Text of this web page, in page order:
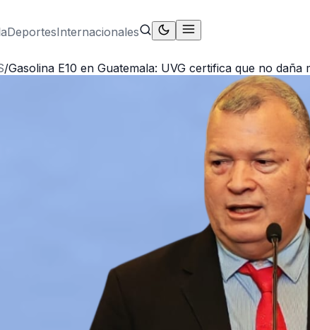
DeportesInternacionales
/Gasolina E10 en Guatemala: UVG certifica que no